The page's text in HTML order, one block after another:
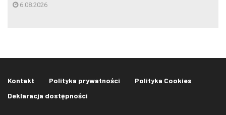
6.08.2026
Kontakt Polityka prywatności
Polityka Cookies
Deklaracja dostępności